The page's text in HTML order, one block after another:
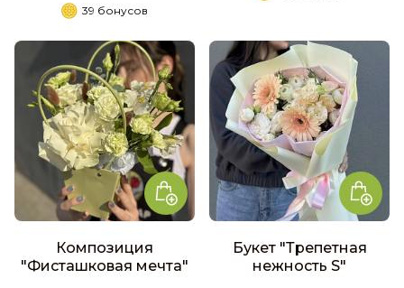
39 бонусов
Композиция
"Фисташковая мечта"
Букет "Трепетная
нежность S"